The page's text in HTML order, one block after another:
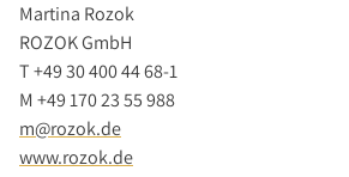
Martina Rozok
ROZOK GmbH
T +49 30 400 44 68-1
M +49 170 23 55 988
m@rozok.de
www.rozok.de